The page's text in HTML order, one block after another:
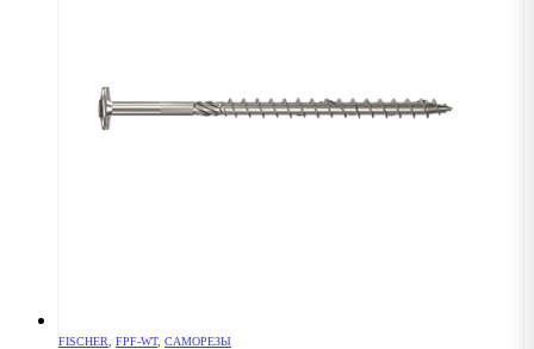
FISCHER FPF-WT, САМОРЕЗЫ